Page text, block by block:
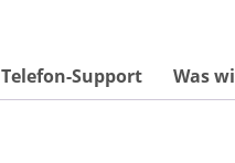
Telefon-Support Was